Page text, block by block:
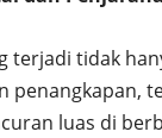
terjadi tidak
penangkapan,
luas di